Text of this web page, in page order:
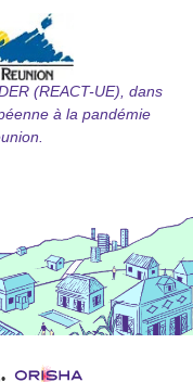
(REACT-UE), dans
à la pandémie